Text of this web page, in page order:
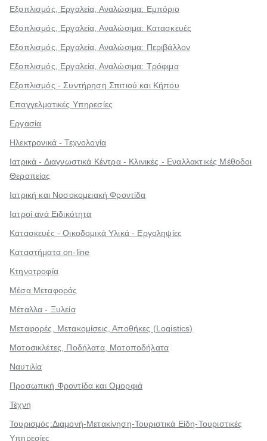
Εξοπλισμός, Εργαλεία, Αναλώσιμα: Εμπόριο
Εξοπλισμός, Εργαλεία, Αναλώσιμα: Κατασκευές
Εξοπλισμός, Εργαλεία, Αναλώσιμα: Περιβάλλον
Εξοπλισμός, Εργαλεία, Αναλώσιμα: Τρόφιμα
Εξοπλισμός - Συντήρηση Σπιτιού και Κήπου
Επαγγελματικές Υπηρεσίες
Εργασία
Ηλεκτρονικά - Τεχνολογία
Ιατρικά - Διαγνωστικά Κέντρα - Κλινικές - Εναλλακτικές Μέθοδοι
Θεραπείας
Ιατρική και Νοσοκομειακή Φροντίδα
Ιατροί ανά Ειδικότητα
Κατασκευές - Οικοδομικά Υλικά - Εργοληψίες
Καταστήματα on-line
Κτηνοτροφία
Μέσα Μεταφοράς
Μέταλλα - Ξυλεία
Μεταφορές, Μετακομίσεις, Αποθήκες (Logistics)
Μοτοσικλέτες, Ποδήλατα, Μοτοποδήλατα
Ναυτιλία
Προσωπική Φροντίδα και Ομορφιά
Τέχνη
Τουρισμός:Διαμονή-Μετακίνηση-Τουριστικά Είδη-Τουριστικές
Υπηρεσίες